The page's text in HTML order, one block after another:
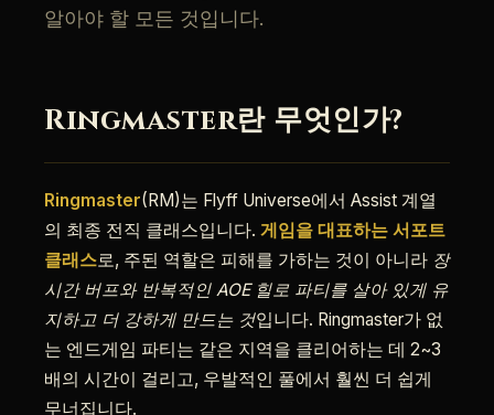
알아야 할 모든 것입니다.
Ringmaster란 무엇인가?
Ringmaster(RM)는 Flyff Universe에서 Assist 계열
의 최종 전직 클래스입니다. 게임을 대표하는 서포트
클래스로, 주된 역할은 피해를 가하는 것이 아니라 장
시간 버프와 반복적인 AOE 힐로 파티를 살아 있게 유
지하고 더 강하게 만드는 것입니다. Ringmaster가 없
는 엔드게임 파티는 같은 지역을 클리어하는 데 2~3
배의 시간이 걸리고, 우발적인 풀에서 훨씬 더 쉽게
무너집니다.